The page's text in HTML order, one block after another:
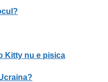
Kitty nu e pisica